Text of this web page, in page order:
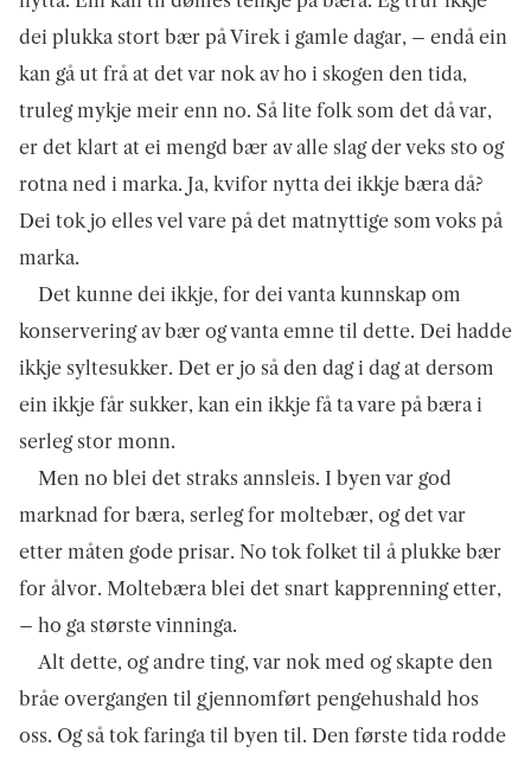
dei plukka stort bær på Virek i gamle dagar, – endå ein
kan gå ut frå at det var nok av ho i skogen den tida,
truleg mykje meir enn no. Så lite folk som det då var,
er det klart at ei mengd bær av alle slag der veks sto og
rotna ned i marka. Ja, kvifor nytta dei ikkje bæra då?
Dei tok jo elles vel vare på det matnyttige som voks på
marka.
Det kunne dei ikkje, for dei vanta kunnskap om
konservering av bær og vanta emne til dette. Dei hadde
ikkje syltesukker. Det er jo så den dag i dag at dersom
ein ikkje får sukker, kan ein ikkje få ta vare på bæra i
serleg stor monn.
Men no blei det straks annsleis. I byen var god
marknad for bæra, serleg for moltebær, og det var
etter måten gode prisar. No tok folket til å plukke bær
for ålvor. Moltebæra blei det snart kapprenning etter,
– ho ga største vinninga.
Alt dette, og andre ting, var nok med og skapte den
bråe overgangen til gjennomført pengehushald hos
oss. Og så tok faringa til byen til. Den første tida rodde